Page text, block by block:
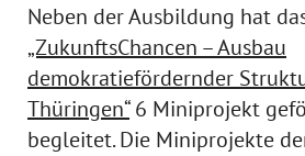
Neben der Ausbildung hat
„ZukunftsChancen – Ausbau
demokratiefördernder
Thüringen“6 Miniprojekt
begleitet. Die Miniprojekte